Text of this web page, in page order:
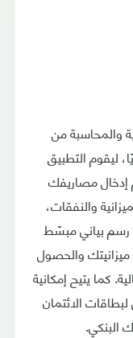
والمحاسبة من
ليقوم التطبيق
مصاريفك
والنفقات،
بياني مبسّط
والحصول
كما يتيح إمكانية
الائتمان
البنكي.